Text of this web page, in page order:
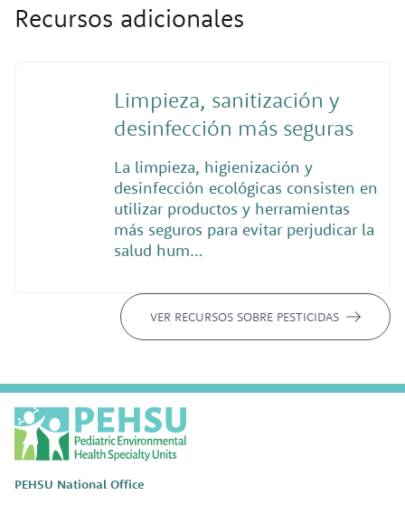
Recursos adicionales
Limpieza, sanitización y
desinfección más seguras
La limpieza, higienización y
desinfección ecológicas consisten en
utilizar productos y herramientas
más seguros para evitar perjudicar la
salud hum…
VER RECURSOS SOBRE PESTICIDAS
P
E
H
U
PEHSU National Office